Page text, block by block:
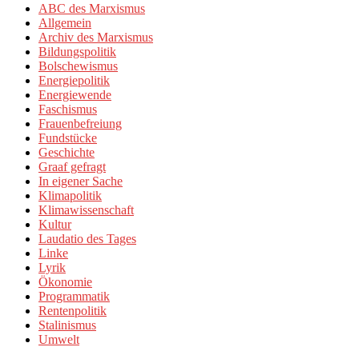
ABC des Marxismus
Allgemein
Archiv des Marxismus
Bildungspolitik
Bolschewismus
Energiepolitik
Energiewende
Faschismus
Frauenbefreiung
Fundstücke
Geschichte
Graaf gefragt
In eigener Sache
Klimapolitik
Klimawissenschaft
Kultur
Laudatio des Tages
Linke
Lyrik
Ökonomie
Programmatik
Rentenpolitik
Stalinismus
Umwelt